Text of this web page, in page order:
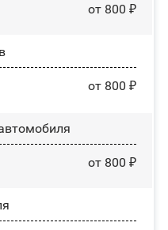
от 800 ₽
от 800 ₽
от 800 ₽